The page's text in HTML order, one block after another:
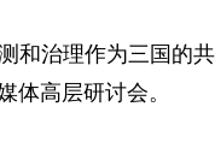
治理作为三国的共
体高层研讨会。